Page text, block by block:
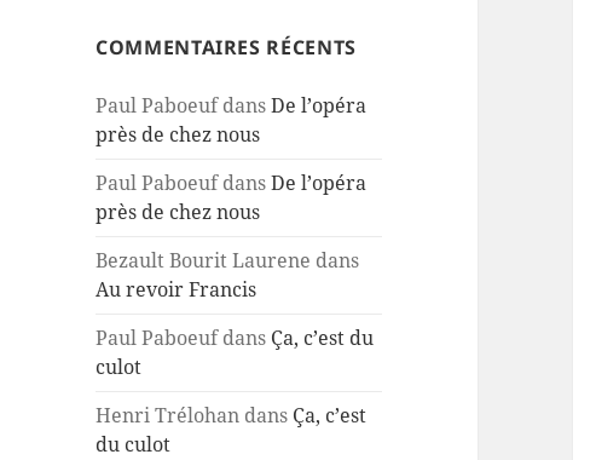
COMMENTAIRES RÉCENTS
Paul PaboeufdansDe l’opéra
près de chez nous
Paul PaboeufdansDe l’opéra
près de chez nous
Bezault Bourit Laurene dans
Au revoir Francis
Paul Paboeufdans Ça, c’est du
culot
Henri Trélohan dans Ça, c’est
du culot